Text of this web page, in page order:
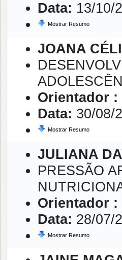
Data: 13/10/
Mostrar Resumo
JOANA
Orientador :
Data: 30/08/
Mostrar Resumo
JULIANA
PRESSÃO
Orientador :
Data: 28/07/
Mostrar Resumo